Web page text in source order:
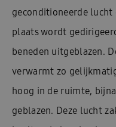
geconditioneerde lucht
plaats wordt
beneden uitgeblazen.
verwarmt zo
hoog in de ruimte,
geblazen. Deze lucht